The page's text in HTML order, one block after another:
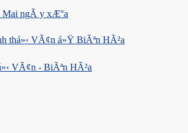
Mai ngÃ y xÆ°a
thá»‹ VÃ¢n á»Ÿ BiÃªn HÃ²a
VÃ¢n - BiÃªn HÃ²a